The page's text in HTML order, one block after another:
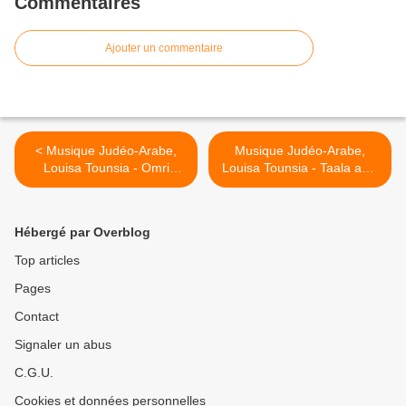
Ajouter un commentaire
< Musique Judéo-Arabe,
Louisa Tounsia - Omri
combien je t'aime
Musique Judéo-Arabe,
Louisa Tounsia - Taala andi
>
Hébergé par Overblog
Top articles
Pages
Contact
Signaler un abus
C.G.U.
Cookies et données personnelles